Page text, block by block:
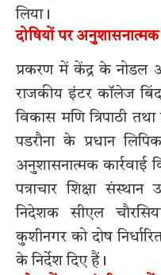
लिया।
दोषियों पर अनुशासनात्मक
प्रकरण में केंद्र के नोडल
राजकीय इंटर कॉलेज
विकास मणि त्रिपाठी
पडरौना के प्रधान
अनुशासनात्मक कार्रवाई
पत्राचार शिक्षा
निदेशक सीएल
कुशीनगर को दोष
के निर्देश दिए हैं।